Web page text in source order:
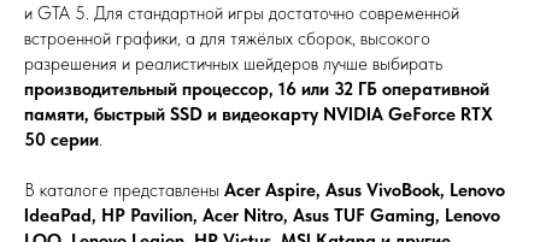
и GTA 5. Для стандартной игры достаточно современной
встроенной графики, а для тяжёлых сборок, высокого
разрешения и реалистичных шейдеров лучше выбирать
производительный процессор, 16 или 32 ГБ оперативной
памяти, быстрый SSD и видеокарту NVIDIA GeForce RTX
50 серии.
В каталоге представлены Acer Aspire, Asus VivoBook, Lenovo
IdeaPad, HP Pavilion, Acer Nitro, Asus TUF Gaming, Lenovo